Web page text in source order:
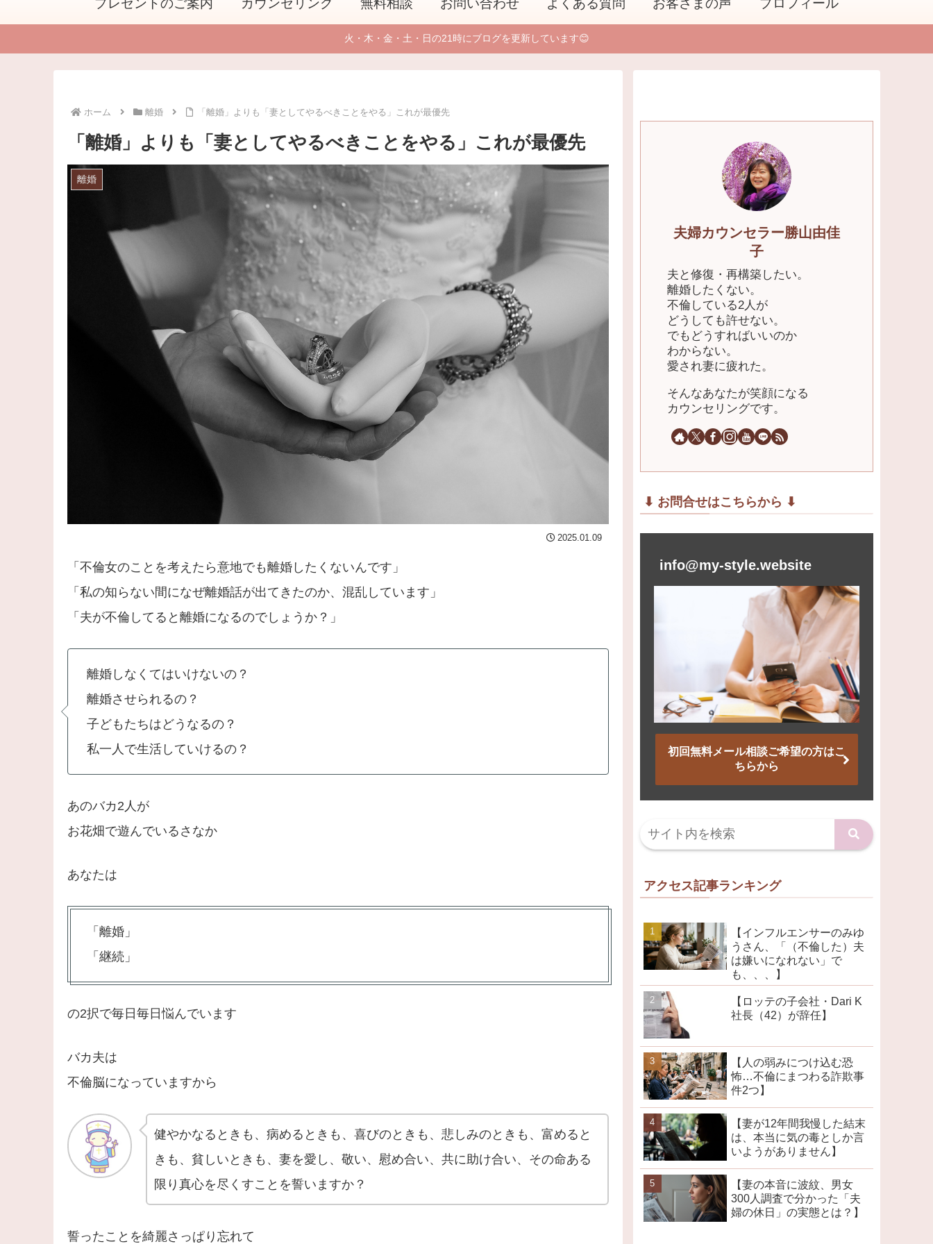
プレゼントのご案内 カウンセリング 無料相談 お問い合わせ よくある質問 お客さまの声 プロフィール
火・木・金・土・日の21時にブログを更新しています😊
ホーム 離婚 「離婚」よりも「妻としてやるべきことをやる」これが最優先
「離婚」よりも「妻としてやるべきことをやる」これが最優先
離婚
2025.01.09
「不倫女のことを考えたら意地でも離婚したくないんです」
「私の知らない間になぜ離婚話が出てきたのか、混乱しています」
「夫が不倫してると離婚になるのでしょうか？」
離婚しなくてはいけないの？
離婚させられるの？
子どもたちはどうなるの？
私一人で生活していけるの？
あのバカ2人が
お花畑で遊んでいるさなか
あなたは
「離婚」
「継続」
の2択で毎日毎日悩んでいます
バカ夫は
不倫脳になっていますから
健やかなるときも、病めるときも、喜びのときも、悲しみのときも、富めると
きも、貧しいときも、妻を愛し、敬い、慰め合い、共に助け合い、その命ある
限り真心を尽くすことを誓いますか？
誓ったことを綺麗さっぱり忘れて
夫婦カウンセラー勝山由佳
子
夫と修復・再構築したい。
離婚したくない。
不倫している2人が
どうしても許せない。
でもどうすればいいのか
わからない。
愛され妻に疲れた。
そんなあなたが笑顔になる
カウンセリングです。
⬇︎ お問合せはこちらから ⬇︎
info@my-style.website
初回無料メール相談ご希望の方はこ
ちらから
アクセス記事ランキング
【インフルエンサーのみゆ
うさん、「（不倫した）夫
は嫌いになれない」で
も、、、】
【ロッテの子会社・Dari K
社長（42）が辞任】
【人の弱みにつけ込む恐
怖…不倫にまつわる詐欺事
件2つ】
【妻が12年間我慢した結末
は、本当に気の毒としか言
いようがありません】
【妻の本音に波紋、男女
300人調査で分かった「夫
婦の休日」の実態とは？】